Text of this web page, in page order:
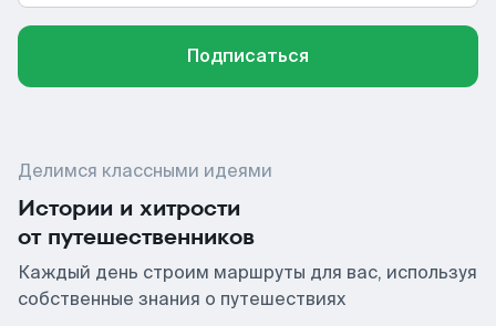
Подписаться
Делимся классными идеями
Истории и хитрости
от путешественников
Каждый день строим маршруты для вас, используя
собственные знания о путешествиях